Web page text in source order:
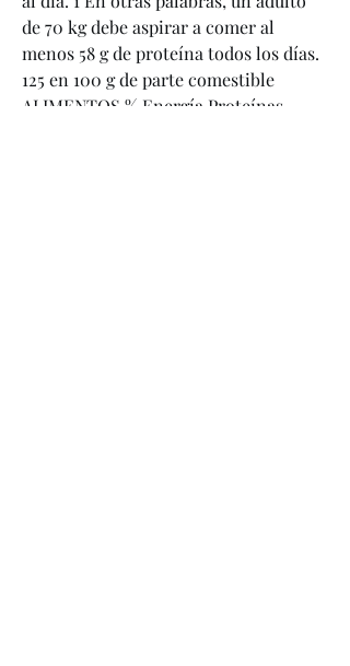
de 70 kg debe aspirar a comer al
menos 58 g de proteína todos los días.
125 en 100 g de parte comestible
ALIMENTOS % Energía Proteínas